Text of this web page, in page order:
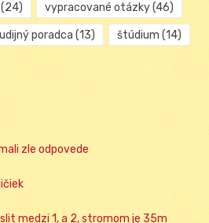
(24) vypracované otázky(46)
poradca (13) štúdium (14)
zle odpovede
medzi 1, a 2, stromom je 35m